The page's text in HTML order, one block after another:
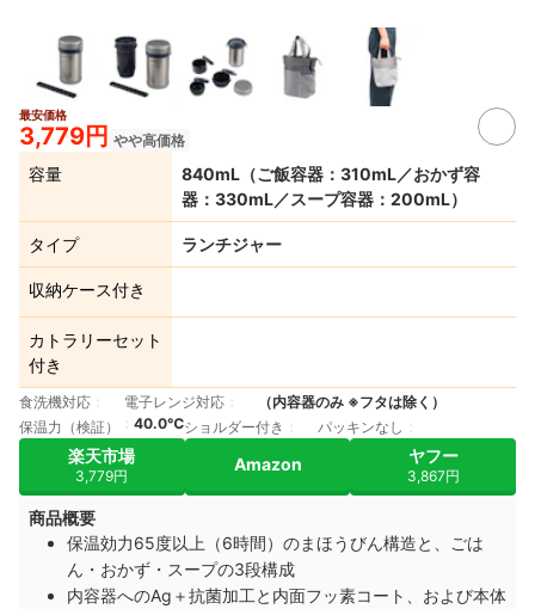
最安価格
3,779円 やや高価格
容量
840mL（ご飯容器：310mL／おかず容
器：330mL／スープ容器：200mL）
タイプ ランチジャー
収納ケース付き
カトラリーセット
付き
食洗機対応 電子レンジ対応
（内容器のみ ※フタは除く）
保温力（検証）
40.0℃ショルダー付き パッキンなし
楽天市場
3,779円
Amazon ヤフー
3,867円
商品概要
保温効力65度以上（6時間）のまほうびん構造と、ごは
ん・おかず・スープの3段構成
内容器へのAg＋抗菌加工と内面フッ素コート、および本体